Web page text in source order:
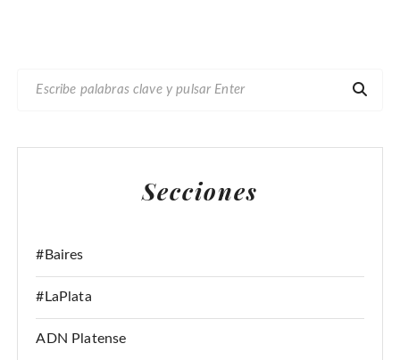
C
Secciones
#Baires
#LaPlata
ADN Platense